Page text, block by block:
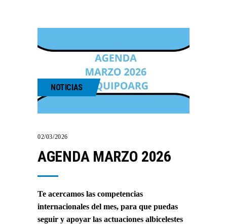
NOTICIAS
02/03/2026
AGENDA MARZO 2026
Te acercamos las competencias
internacionales del mes, para que puedas
seguir y apoyar las actuaciones albicelestes